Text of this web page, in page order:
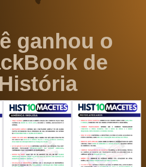
ganhou o
de
História